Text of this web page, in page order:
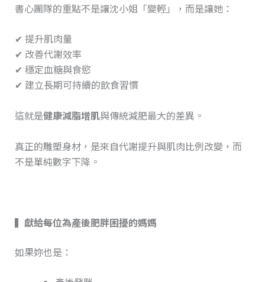
書心團隊的重點不是讓沈小姐「變輕」，而是讓她：
✔ 提升肌肉量
✔ 改善代謝效率
✔ 穩定血糖與食慾
✔ 建立長期可持續的飲食習慣
這就是健康減脂增肌與傳統減肥最大的差異。
真正的雕塑身材，是來自代謝提升與肌肉比例改變，而
不是單純數字下降。
▍ 獻給每位為產後肥胖困擾的媽媽
如果妳也是：